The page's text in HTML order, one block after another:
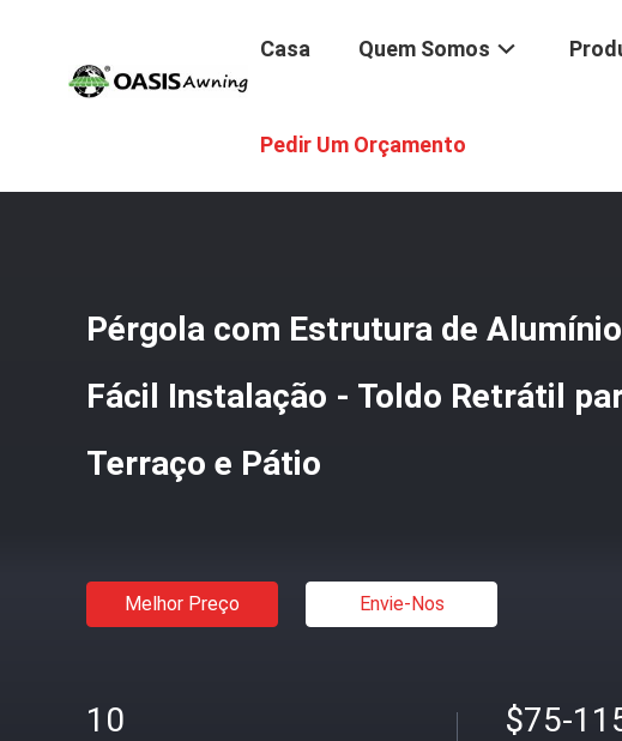
Casa Quem Somos
Pedir Um Orçamento
Pérgola com Estrutura de
Fácil Instalação - Toldo Retrátil
Terraço e Pátio
Melhor Preço Envie-Nos
10 $75-